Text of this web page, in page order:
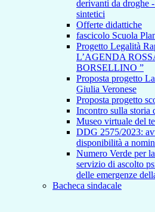
derivanti da droghe
sintetici
Offerte didattiche
fascicolo Scuola
Progetto Legalità
L’AGENDA
BORSELLINO ”
Proposta progetto
Giulia Veronese
Proposta progetto
Incontro sulla storia
Museo virtuale del
DDG 2575/2023:
disponibilità a
Numero Verde per
servizio di ascolto
delle emergenze
Bacheca sindacale